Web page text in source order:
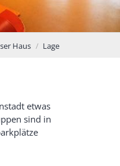
Haus Lage
etwas
sind in